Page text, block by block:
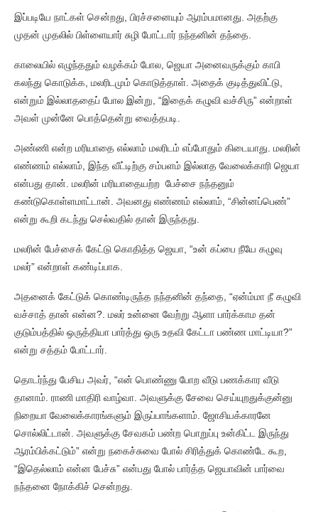
இப்படியே நாட்கள் சென்றது, பிரச்சனையும் ஆரம்பமானது. அதற்கு
முதன் முதலில் பிள்ளையார் சுழி போட்டார் நந்தனின் தந்தை.
காலையில் எழுந்ததும் வழக்கம் போல, ஜெயா அனைவருக்கும் காபி
கலந்து கொடுக்க, மலரிடமும் கொடுத்தாள். அதைக் குடித்துவிட்டு,
என்றும் இல்லாததைப் போல இன்று, “இதைக் கழுவி வச்சிரு” என்றாள்
அவள் முன்னே பொத்தென்று வைத்தபடி.
அண்ணி என்ற மரியாதை எல்லாம் மலரிடம் எப்போதும் கிடையாது. மலரின்
எண்ணம் எல்லாம், இந்த வீட்டிற்கு சம்பளம் இல்லாத வேலைக்காரி ஜெயா
என்பது தான். மலரின் மரியாதையற்ற பேச்சை நந்தனும்
கண்டுகொள்ளமாட்டான். அவனது எண்ணம் எல்லாம், “சின்னப்பெண்”
என்று கூறி கடந்து செல்வதில் தான் இருந்தது.
மலரின் பேச்சைக் கேட்டு கொதித்த ஜெயா, “உன் கப்பை நீயே கழுவு
மலர்” என்றாள் கண்டிப்பாக.
அதனைக் கேட்டுக் கொண்டிருந்த நந்தனின் தந்தை, “ஏன்ம்மா நீ கழுவி
வச்சாத் தான் என்ன?. மலர் உன்னை வேற்று ஆளா பார்க்காம தன்
குடும்பத்தில் ஒருத்தியா பார்த்து ஒரு உதவி கேட்டா பண்ண மாட்டியா?”
என்று சத்தம் போட்டார்.
தொடர்ந்து பேசிய அவர், “என் பொண்ணு போற வீடு பணக்கார வீடு
தானாம். ராணி மாதிரி வாழ்வா. அவளுக்கு சேவை செய்யுறதுக்குன்னு
நிறையா வேலைக்காரங்களும் இருப்பாங்களாம். ஜோசியக்காரனே
சொல்லிட்டான். அவளுக்கு சேவகம் பண்ற பொறுப்பு உன்கிட்ட இருந்து
ஆரம்பிக்கட்டும்” என்று நகைச்சுவை போல் சிரித்துக் கொண்டே கூற,
“இதெல்லாம் என்ன பேச்சு” என்பது போல் பார்த்த ஜெயாவின் பார்வை
நந்தனை நோக்கிச் சென்றது.